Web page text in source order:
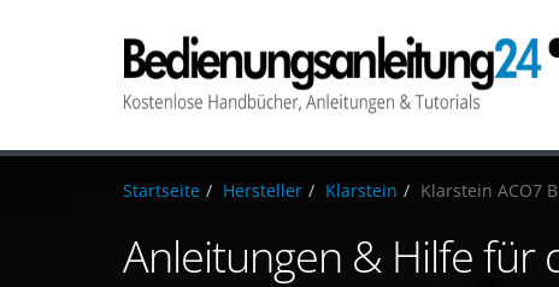
Startseite Hersteller Klarstein Klarstein ACO7
Anleitungen & Hilfe für